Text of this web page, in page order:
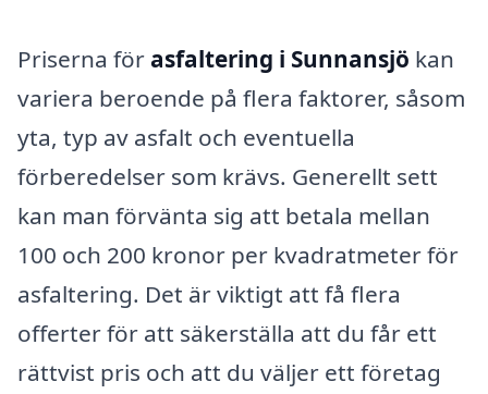
Priserna för asfaltering i Sunnansjö kan
variera beroende på flera faktorer, såsom
yta, typ av asfalt och eventuella
förberedelser som krävs. Generellt sett
kan man förvänta sig att betala mellan
100 och 200 kronor per kvadratmeter för
asfaltering. Det är viktigt att få flera
offerter för att säkerställa att du får ett
rättvist pris och att du väljer ett företag